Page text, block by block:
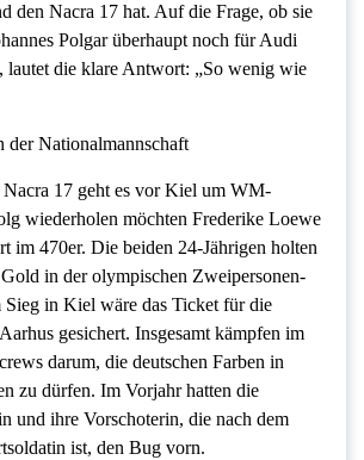
den Nacra 17 hat. Auf die Frage, ob sie
Polgar überhaupt noch für Audi
lautet die klare Antwort: „So wenig wie
Nationalmannschaft
17 geht es vor Kiel um WM-
wiederholen möchten Frederike Loewe
im 470er. Die beiden 24-Jährigen holten
in der olympischen Zweipersonen-
Sieg in Kiel wäre das Ticket für die
gesichert. Insgesamt kämpfen im
darum, die deutschen Farben in
zu dürfen. Im Vorjahr hatten die
und ihre Vorschoterin, die nach dem
ist, den Bug vorn.